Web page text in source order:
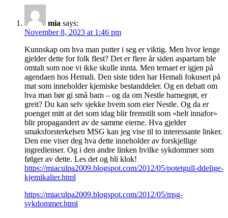
mia says:
November 8, 2023 at 1:46 pm
Kunnskap om hva man putter i seg er viktig. Men hvor lenge
gjelder dette for folk flest? Det er flere år siden aspartam ble
omtalt som noe vi ikke skulle innta. Men temaet er igjen på
agendaen hos Hemali. Den siste tiden har Hemali fokusert på
mat som inneholder kjemiske bestanddeler. Og en debatt om
hva man bør gi små barn – og da om Nestle barnegrøt, er
greit? Du kan selv sjekke hvem som eier Nestle. Og da er
poenget mitt at det som idag blir fremstilt som «helt innafor»
blir propagandert av de samme eierne. Hva gjelder
smaksforsterkelsen MSG kan jeg vise til to interessante linker.
Den ene viser deg hva dette inneholder av forskjellige
ingredienser. Og i den andre linken hvilke sykdommer som
følger av dette. Les det og bli klok!
https://miaculpa2009.blogspot.com/2012/05/potetgull-ddelige-
kjemikalier.html
https://miaculpa2009.blogspot.com/2012/05/msg-
sykdommer.html